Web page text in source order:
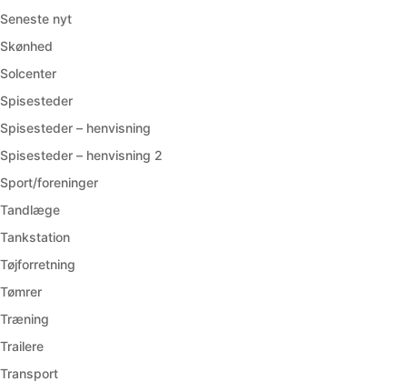
Seneste nyt
Skønhed
Solcenter
Spisesteder
Spisesteder – henvisning
Spisesteder – henvisning 2
Sport/foreninger
Tandlæge
Tankstation
Tøjforretning
Tømrer
Træning
Trailere
Transport